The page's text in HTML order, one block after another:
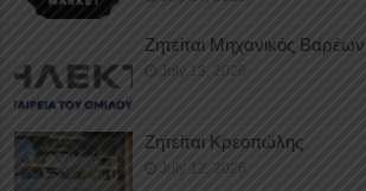
Ζητείται Μηχανικός
July 13, 2026
Ζητείται Κρεοπώλης
July 12, 2026